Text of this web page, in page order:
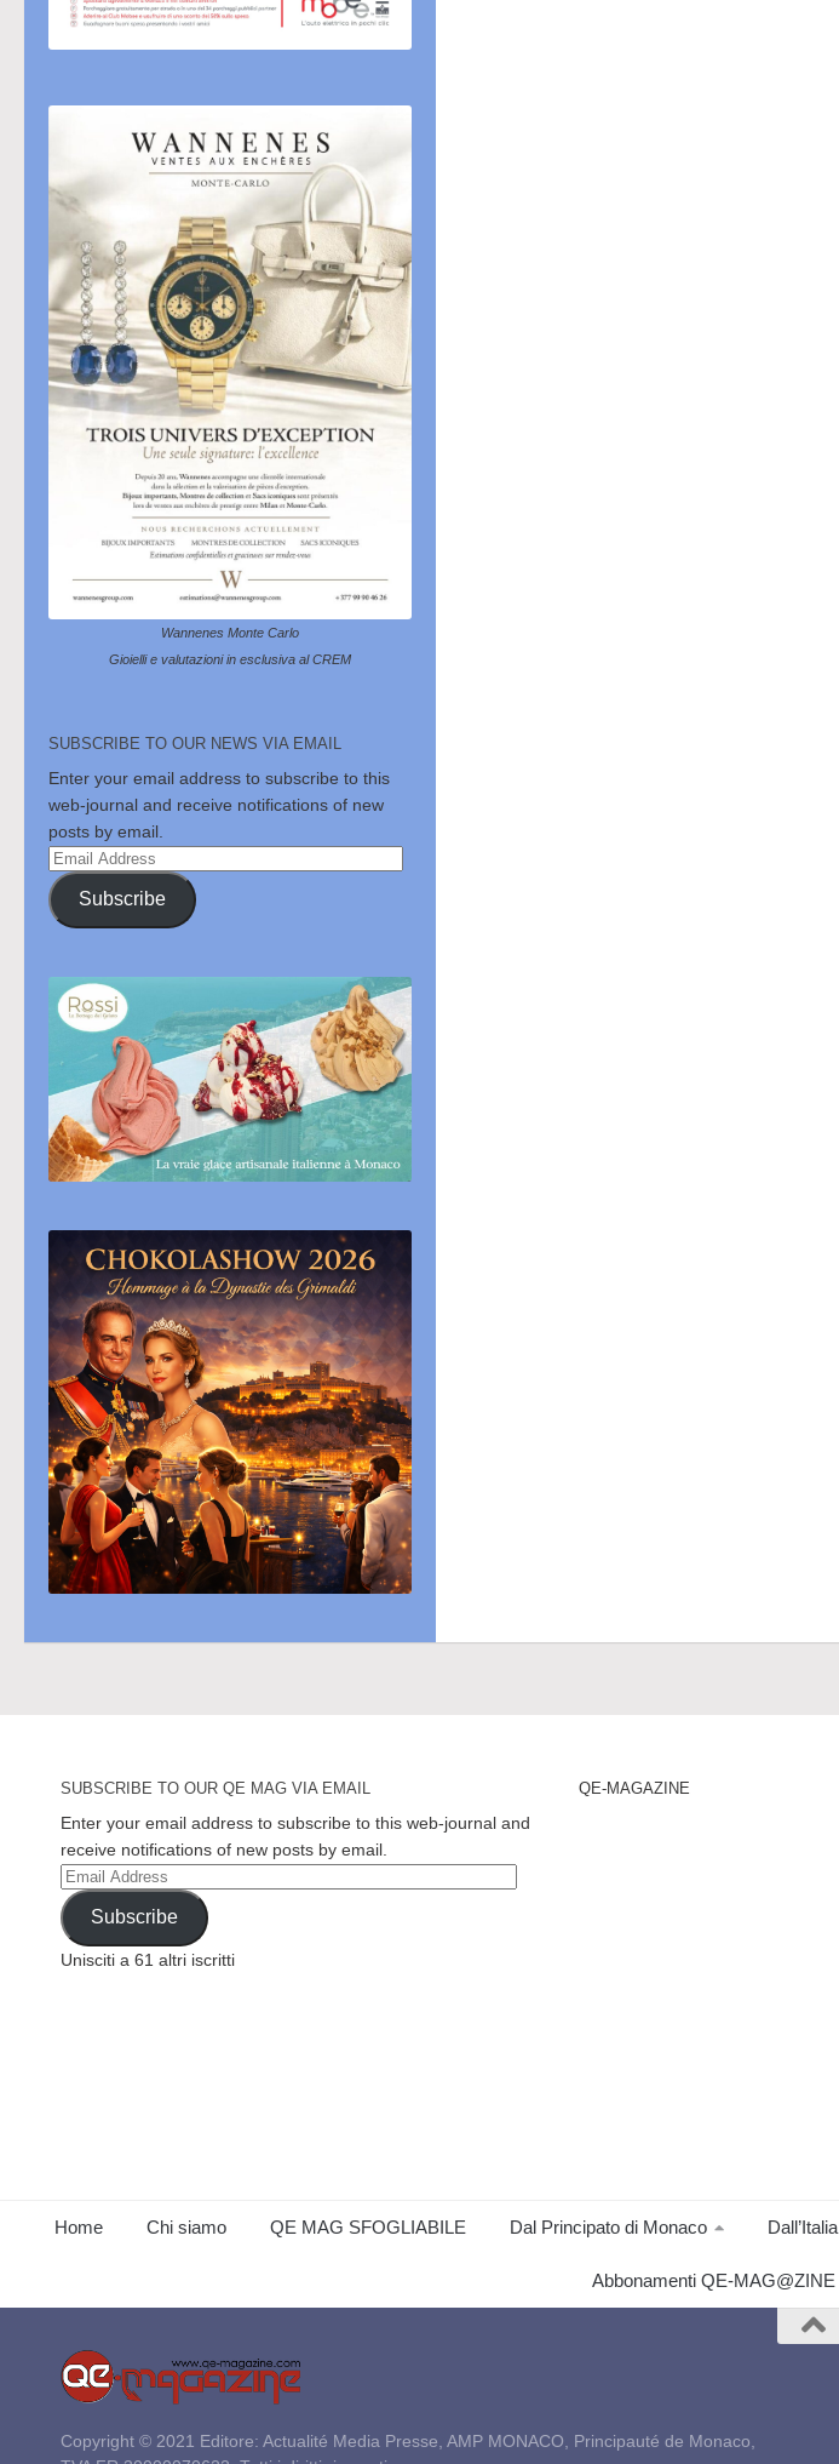
Wannenes Monte Carlo
Gioielli e valutazioni in esclusiva al CREM
SUBSCRIBE TO OUR NEWS VIA EMAIL
Enter your email address to subscribe to this
web-journal and receive notifications of new
posts by email.
Email
Address
Subscribe
SUBSCRIBE TO OUR QE MAG VIA EMAIL
Enter your email address to subscribe to this web-journal and
receive notifications of new posts by email.
Email
Address
Subscribe
Unisciti a 61 altri iscritti
QE-MAGAZINE
Home Chi siamo QE MAG SFOGLIABILE Dal Principato di Monaco Dall’Italia
Abbonamenti QE-MAG@ZINE
Copyright © 2021 Editore: Actualité Media Presse, AMP MONACO, Principauté de Monaco,